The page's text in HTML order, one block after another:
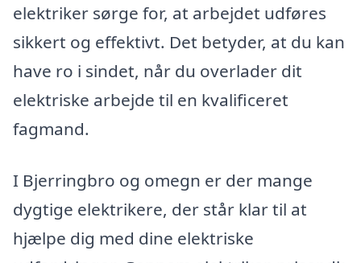
elektriker sørge for, at arbejdet udføres
sikkert og effektivt. Det betyder, at du kan
have ro i sindet, når du overlader dit
elektriske arbejde til en kvalificeret
fagmand.
I Bjerringbro og omegn er der mange
dygtige elektrikere, der står klar til at
hjælpe dig med dine elektriske